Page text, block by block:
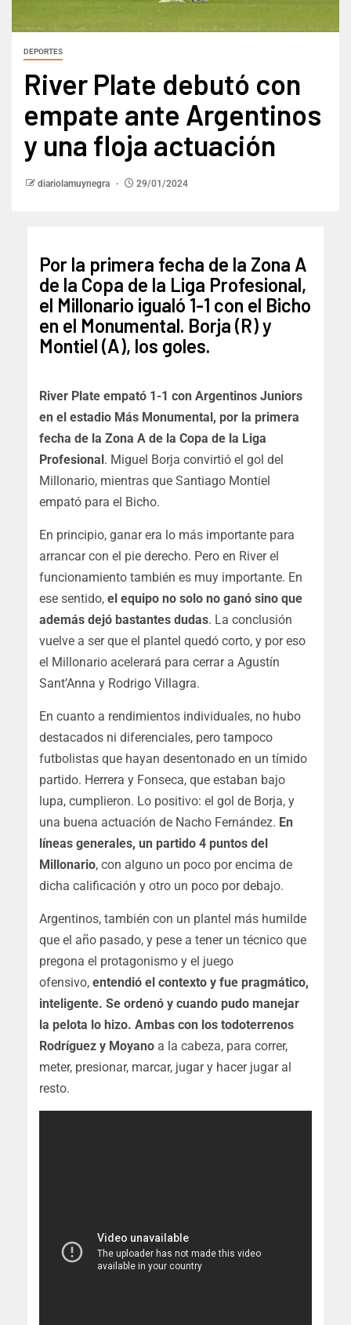
DEPORTES
River Plate debutó con
empate ante Argentinos
y una floja actuación
diariolamuynegra 29/01/2024
Por la primera fecha de la Zona A
de la Copa de la Liga Profesional,
el Millonario igualó 1-1 con el Bicho
en el Monumental. Borja (R) y
Montiel (A), los goles.
River Plate empató 1-1 con Argentinos Juniors
en el estadio Más Monumental, por la primera
fecha de la Zona A de la Copa de la Liga
Profesional . Miguel Borja convirtió el gol del
Millonario, mientras que Santiago Montiel
empató para el Bicho.
En principio, ganar era lo más importante para
arrancar con el pie derecho. Pero en River el
funcionamiento también es muy importante. En
ese sentido, el equipo no solo no ganó sino que
además dejó bastantes dudas. La conclusión
vuelve a ser que el plantel quedó corto, y por eso
el Millonario acelerará para cerrar a Agustín
Sant’Anna y Rodrigo Villagra.
En cuanto a rendimientos individuales, no hubo
destacados ni diferenciales, pero tampoco
futbolistas que hayan desentonado en un tímido
partido. Herrera y Fonseca, que estaban bajo
lupa, cumplieron. Lo positivo: el gol de Borja, y
una buena actuación de Nacho Fernández. En
líneas generales, un partido 4 puntos del
Millonario, con alguno un poco por encima de
dicha calificación y otro un poco por debajo.
Argentinos, también con un plantel más humilde
que el año pasado, y pese a tener un técnico que
pregona el protagonismo y el juego
ofensivo, entendió el contexto y fue pragmático,
inteligente. Se ordenó y cuando pudo manejar
la pelota lo hizo. Ambas con los todoterrenos
Rodríguez y Moyano a la cabeza, para correr,
meter, presionar, marcar, jugar y hacer jugar al
resto.